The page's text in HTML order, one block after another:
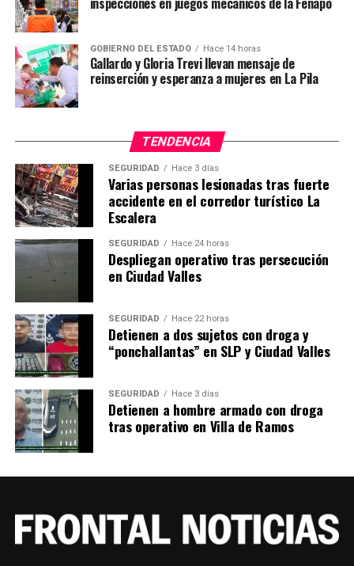
GOBIERNO DEL ESTADO Hace 14 horas
Gallardo y Gloria Trevi llevan mensaje de
reinserción y esperanza a mujeres en La Pila
TENDENCIA
SEGURIDAD Hace 3 días
Varias personas lesionadas tras fuerte
accidente en el corredor turístico La
Escalera
SEGURIDAD Hace 24 horas
Despliegan operativo tras persecución
en Ciudad Valles
SEGURIDAD Hace 22 horas
Detienen a dos sujetos con droga y
“ponchallantas” en SLP y Ciudad Valles
SEGURIDAD Hace 3 días
Detienen a hombre armado con droga
tras operativo en Villa de Ramos